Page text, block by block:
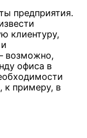
предприятия.
клиентуру,
возможно,
офиса в
к примеру, в